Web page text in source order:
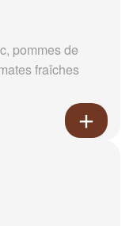
pommes de
fraîches